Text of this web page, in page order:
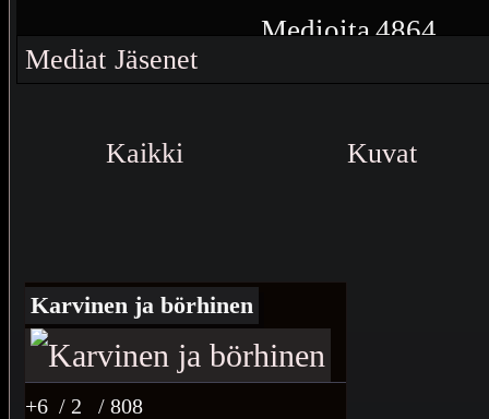
Medioita4864
Mediat Jäsenet
Kaikki Kuvat
Karvinen ja börhinen
+6 / 2 / 808